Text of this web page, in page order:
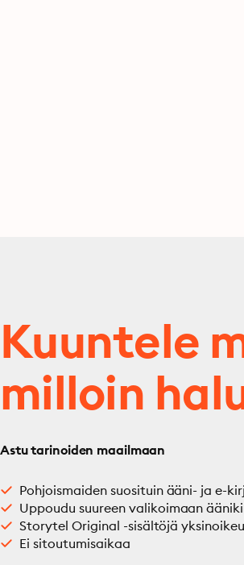
Kuuntele
milloin
Astu tarinoiden maailmaan
Pohjoismaiden suosituin ääni- ja e-
Uppoudu suureen valikoimaan
Storytel Original -sisältöjä
Ei sitoutumisaikaa